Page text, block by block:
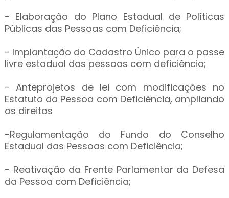
- Elaboração do Plano Estadual de Políticas
Públicas das Pessoas com Deficiência;
- Implantação do Cadastro Único para o passe
livre estadual das pessoas com deficiência;
- Anteprojetos de lei com modificações no
Estatuto da Pessoa com Deficiência, ampliando
os direitos
-Regulamentação do Fundo do Conselho
Estadual das Pessoas com Deficiência;
- Reativação da Frente Parlamentar da Defesa
da Pessoa com Deficiência;